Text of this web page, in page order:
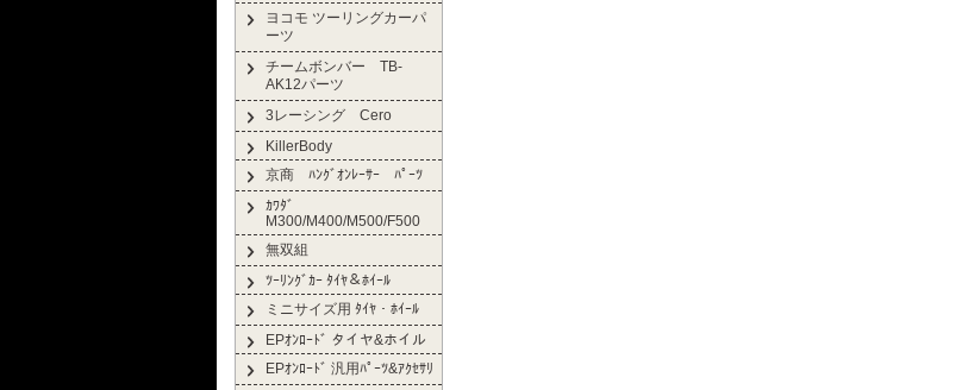
ヨコモ ツーリングカーパ
ーツ
チームボンバー TB-
AK12パーツ
3レーシング Cero
KillerBody
京商 ﾊﾝｸﾞｵﾝﾚｰｻｰ ﾊﾟｰﾂ
ｶﾜﾀﾞ
M300/M400/M500/F500
無双組
ﾂｰﾘﾝｸﾞｶｰ ﾀｲﾔ＆ﾎｲｰﾙ
ミニサイズ用 ﾀｲﾔ・ﾎｲｰﾙ
EPｵﾝﾛｰﾄﾞ タイヤ&ホイル
EPｵﾝﾛｰﾄﾞ 汎用ﾊﾟｰﾂ&ｱｸｾｻﾘ